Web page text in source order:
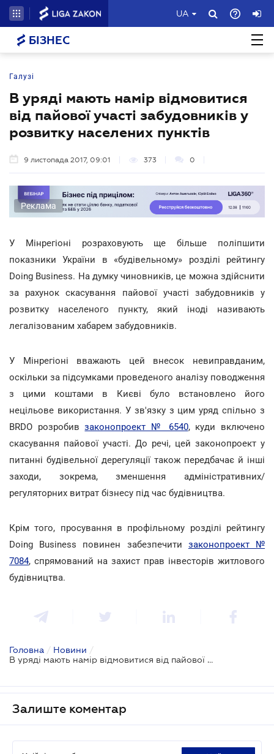
UA
БІЗНЕС
Галузі
В уряді мають намір відмовитися
від пайової участі забудовників у
розвитку населених пунктів
9 листопада 2017, 09:01 373 0
Реклама
У Мінрегіоні розраховують ще більше поліпшити
показники України в «будівельному» розділі рейтингу
Doing Business. На думку чиновників, це можна здійснити
за рахунок скасування пайової участі забудовників у
розвитку населеного пункту, який іноді називають
легалізованим хабарем забудовників.
У Мінрегіоні вважають цей внесок невиправданим,
оскільки за підсумками проведеного аналізу поводження
з цими коштами в Києві було встановлено його
нецільове використання. У зв'язку з цим уряд спільно з
BRDO розробивзаконопроект № 6540, куди включено
скасування пайової участі. До речі, цей законопроект у
питанні будівельної дерегуляції також передбачає й інші
заходи, зокрема, зменшення адміністративних/
регуляторних витрат бізнесу під час будівництва.
Крім того, просування в профільному розділі рейтингу
Doing Business повинен забезпечити законопроект №
7084, спрямований на захист прав інвесторів житлового
будівництва.
Головна / Новини /
В уряді мають намір відмовитися від пайової участі забудовників у розвитку населених пунктів
Залиште коментар